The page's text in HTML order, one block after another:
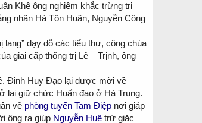
Khê ông nghiêm khắc trừng trị
nhãn Hà Tôn Huân, Nguyễn Công
dạy dỗ các tiểu thư, công chúa
giai cấp thống trị Lê – Trịnh, ông
Đinh Huy Đạo lại được mời về
lại giữ chức Huấn đạo ở Hà Trung.
về phòng tuyến Tam Điệp nơi giáp
ông ra giúp Nguyễn Huệ trừ giặc